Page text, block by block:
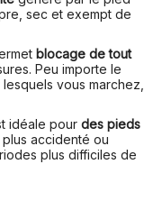
sec et exempt de
blocage de tout
Peu importe le
vous marchez,
idéale pour des pieds
plus accidenté ou
plus difficiles de